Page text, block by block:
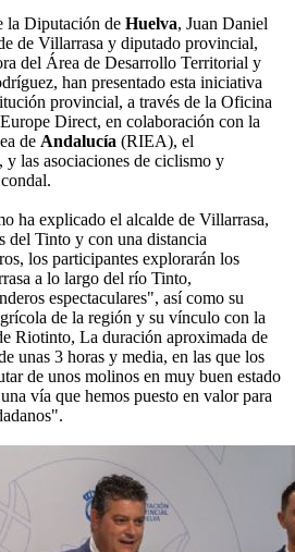
la Diputación de Huelva, Juan Daniel
de Villarrasa y diputado provincial,
del Área de Desarrollo Territorial y
han presentado esta iniciativa
provincial, a través de la Oficina
Direct, en colaboración con la
de Andalucía (RIEA), el
las asociaciones de ciclismo y
ha explicado el alcalde de Villarrasa,
del Tinto y con una distancia
los participantes explorarán los
a lo largo del río Tinto,
espectaculares", así como su
de la región y su vínculo con la
Riotinto, La duración aproximada de
unas 3 horas y media, en las que los
de unos molinos en muy buen estado
vía que hemos puesto en valor para